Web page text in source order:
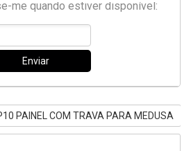
me quando estiver disponível:
Enviar
PAINEL COM TRAVA PARA MEDUSA